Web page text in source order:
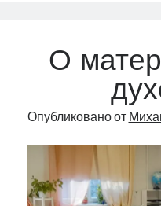
О
Опубликовано от